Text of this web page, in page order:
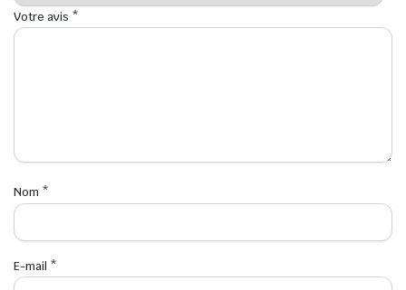
Votre avis *
Nom *
E-mail *